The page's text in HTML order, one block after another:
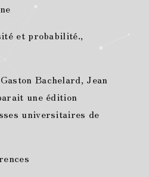
et probabilité.,
Bachelard, Jean
une édition
universitaires de